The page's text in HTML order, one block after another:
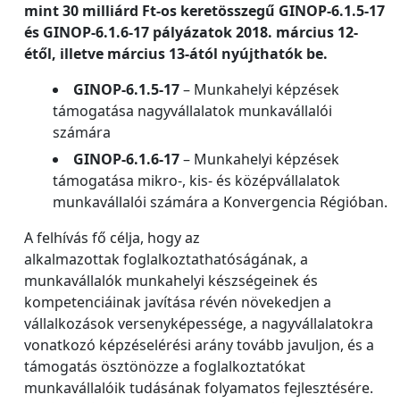
mint 30 milliárd Ft-os keretösszegű GINOP-6.1.5-17
és GINOP-6.1.6-17 pályázatok 2018. március 12-
étől, illetve március 13-ától nyújthatók be.
GINOP-6.1.5-17– Munkahelyi képzések
támogatása nagyvállalatok munkavállalói
számára
GINOP-6.1.6-17– Munkahelyi képzések
támogatása mikro-, kis- és középvállalatok
munkavállalói számára a Konvergencia Régióban.
A felhívás fő célja, hogy az
alkalmazottak foglalkoztathatóságának, a
munkavállalók munkahelyi készségeinek és
kompetenciáinak javítása révén növekedjen a
vállalkozások versenyképessége, a nagyvállalatokra
vonatkozó képzéselérési arány tovább javuljon, és a
támogatás ösztönözze a foglalkoztatókat
munkavállalóik tudásának folyamatos fejlesztésére.